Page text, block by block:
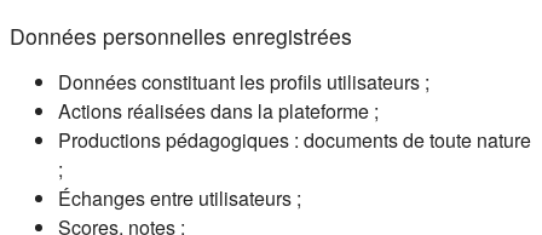
Données personnelles enregistrées
Données constituant les profils utilisateurs ;
Actions réalisées dans la plateforme ;
Productions pédagogiques : documents de toute nature
;
Échanges entre utilisateurs ;
Scores, notes ;